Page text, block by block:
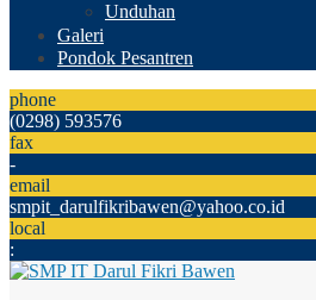
Unduhan
Galeri
Pondok Pesantren
phone
(0298) 593576
fax
-
email
smpit_darulfikribawen@yahoo.co.id
local
: